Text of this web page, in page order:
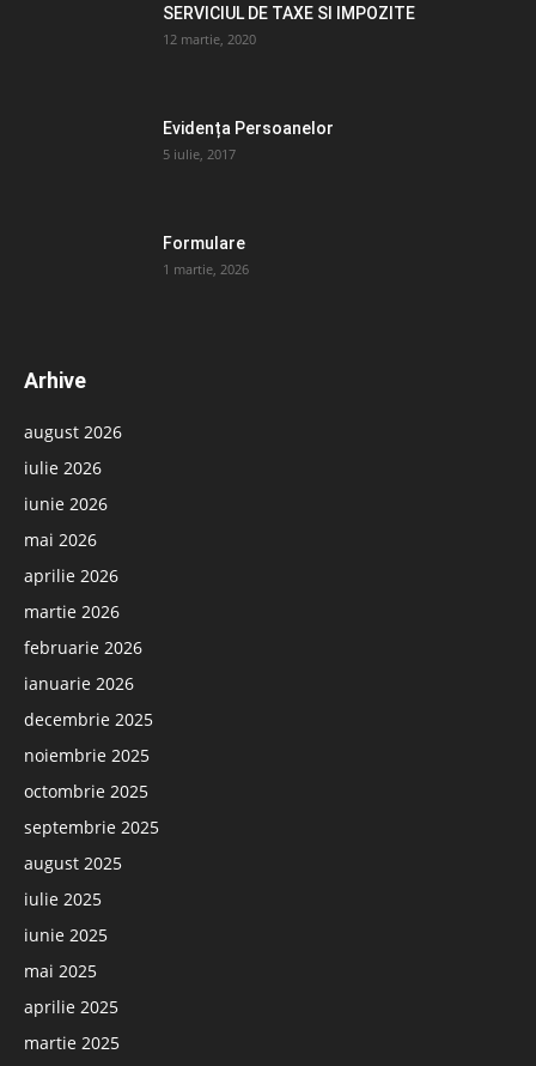
SERVICIUL DE TAXE SI IMPOZITE
12 martie, 2020
Evidența Persoanelor
5 iulie, 2017
Formulare
1 martie, 2026
Arhive
august 2026
iulie 2026
iunie 2026
mai 2026
aprilie 2026
martie 2026
februarie 2026
ianuarie 2026
decembrie 2025
noiembrie 2025
octombrie 2025
septembrie 2025
august 2025
iulie 2025
iunie 2025
mai 2025
aprilie 2025
martie 2025